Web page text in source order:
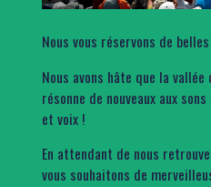
Nous vous réservons de
Nous avons hâte que la
résonne de nouveaux aux
et voix !
En attendant de nous
vous souhaitons de